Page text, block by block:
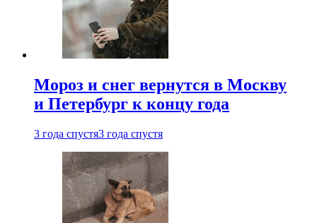
Мороз и снег вернутся в Москву
и Петербург к концу года
3 года спустя3 года спустя